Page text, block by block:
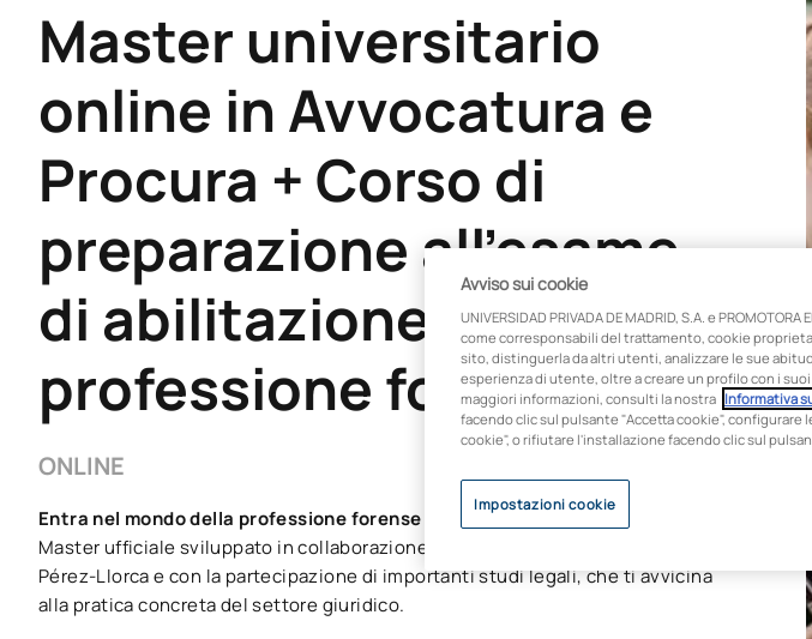
Master universitario
online in Avvocatura e
Procura + Corso di
preparazione all'esame
di abilitazione alla
professione forense
ONLINE
Entra nel mondo della professione forense con UAX.
Master ufficiale sviluppato in collaborazione con il prestigioso studio legale
Pérez-Llorca e con la partecipazione di importanti studi legali, che ti avvicina
alla pratica concreta del settore giuridico.
Avviso sui cookie
UNIVERSIDAD PRIVADA DE MADRID, S.A. e
come corresponsabili del trattamento, cookie
sito, distinguerla da altri utenti, analizzare le sue
esperienza di utente, oltre a creare un profilo con i
maggiori informazioni, consulti la nostra Informativa
facendo clic sul pulsante "Accetta cookie",
cookie", o rifiutare l'installazione facendo clic sul
Impostazioni cookie